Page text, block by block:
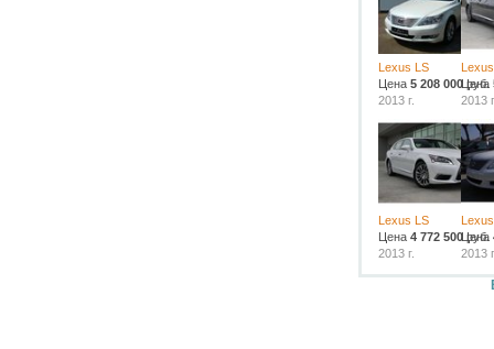
Lexus LS
Цена 5 208 000 руб.
2013 г.
Цена
2013
Lexus LS
Цена 4 772 500 руб.
2013 г.
Цена
2013